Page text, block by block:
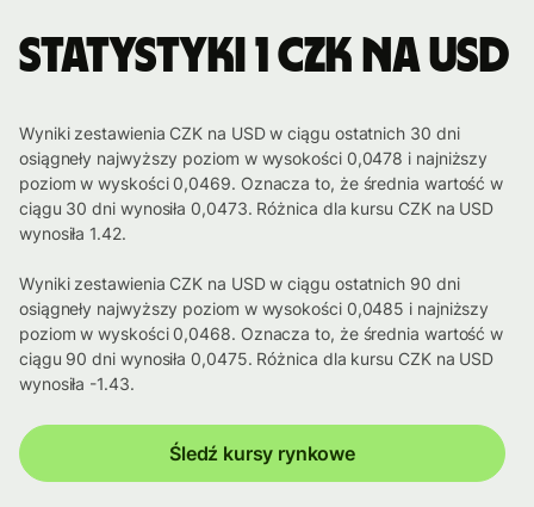
Statystyki 1 CZK na USD
Wyniki zestawienia CZK na USD w ciągu ostatnich 30 dni
osiągneły najwyższy poziom w wysokości 0,0478 i najniższy
poziom w wyskości 0,0469. Oznacza to, że średnia wartość w
ciągu 30 dni wynosiła 0,0473. Różnica dla kursu CZK na USD
wynosiła 1.42.
Wyniki zestawienia CZK na USD w ciągu ostatnich 90 dni
osiągneły najwyższy poziom w wysokości 0,0485 i najniższy
poziom w wyskości 0,0468. Oznacza to, że średnia wartość w
ciągu 90 dni wynosiła 0,0475. Różnica dla kursu CZK na USD
wynosiła -1.43.
Śledź kursy rynkowe